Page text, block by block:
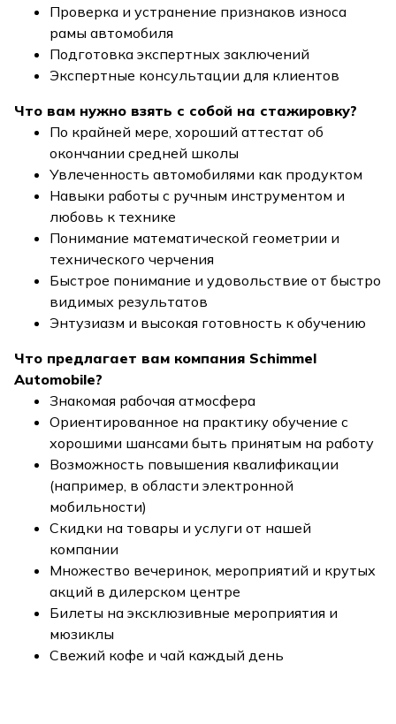
Проверка и устранение признаков износа
рамы автомобиля
Подготовка экспертных заключений
Экспертные консультации для клиентов
Что вам нужно взять с собой на стажировку?
По крайней мере, хороший аттестат об
окончании средней школы
Увлеченность автомобилями как продуктом
Навыки работы с ручным инструментом и
любовь к технике
Понимание математической геометрии и
технического черчения
Быстрое понимание и удовольствие от быстро
видимых результатов
Энтузиазм и высокая готовность к обучению
Что предлагает вам компания Schimmel
Automobile?
Знакомая рабочая атмосфера
Ориентированное на практику обучение с
хорошими шансами быть принятым на работу
Возможность повышения квалификации
(например, в области электронной
мобильности)
Скидки на товары и услуги от нашей
компании
Множество вечеринок, мероприятий и крутых
акций в дилерском центре
Билеты на эксклюзивные мероприятия и
мюзиклы
Свежий кофе и чай каждый день